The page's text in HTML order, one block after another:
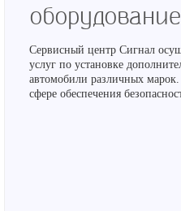
оборудование
Сервисный центр Сигнал
услуг по установке
автомобили различных
сфере обеспечения